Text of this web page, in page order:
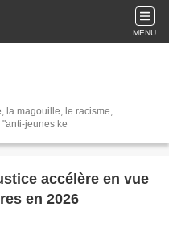
MENU
la magouille, le racisme,
l'antisémitisme, l'homophobie, le racisme "anti-jeunes ke
accélère en vue
en 2026